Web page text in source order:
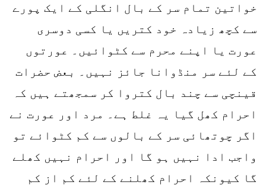
خواتین تمام سر کے بال انگلی کے ایک پورے
سے کچھ زیادہ خود کتریں یا کسی دوسری
عورت یا اپنے محرم سے کٹوائیں۔ عورتوں
کے لئے سر منڈوانا جائز نہیں۔ بعض حضرات
قینچی سے چند بال کتروا کر سمجھتے ہیں کہ
احرام کھل گیا یہ غلط ہے۔ مرد اور عورت نے
اگر چوتھائی سر کے بالوں سے کم کٹوائے تو
واجب ادا نہیں ہو گا اور احرام نہیں کھلے
گا کیونکہ احرام کھلنے کے لئے کم از کم